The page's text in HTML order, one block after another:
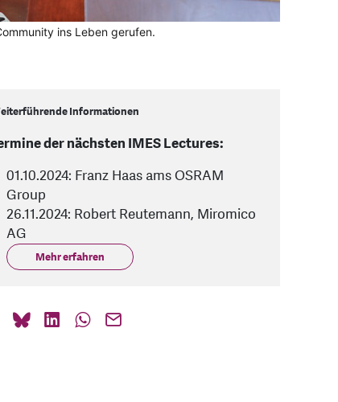
ins Leben gerufen.
Informationen
der nächsten IMES Lectures:
01.10.2024: Franz Haas ams OSRAM
Group
26.11.2024: Robert Reutemann, Miromico
AG
Mehr erfahren